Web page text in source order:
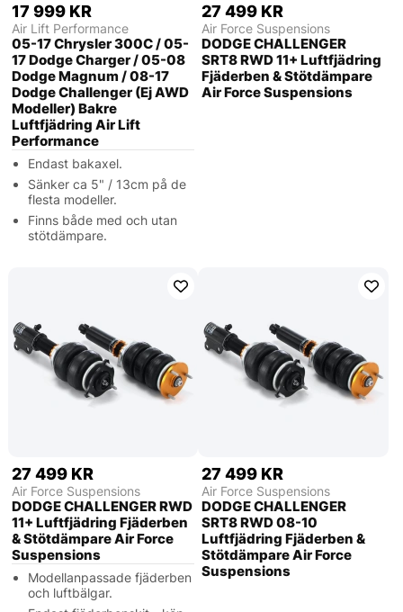
17 999 KR
Air Lift Performance
05-17 Chrysler 300C / 05-
17 Dodge Charger / 05-08
Dodge Magnum / 08-17
Dodge Challenger (Ej AWD
Modeller) Bakre
Luftfjädring Air Lift
Performance
Endast bakaxel.
Sänker ca 5" / 13cm på de
flesta modeller.
Finns både med och utan
stötdämpare.
27 499 KR
Air Force Suspensions
DODGE CHALLENGER
SRT8 RWD 11+ Luftfjädring
Fjäderben & Stötdämpare
Air Force Suspensions
27 499 KR
Air Force Suspensions
DODGE CHALLENGER RWD
11+ Luftfjädring Fjäderben
& Stötdämpare Air Force
Suspensions
Modellanpassade fjäderben
och luftbälgar.
27 499 KR
Air Force Suspensions
DODGE CHALLENGER
SRT8 RWD 08-10
Luftfjädring Fjäderben &
Stötdämpare Air Force
Suspensions